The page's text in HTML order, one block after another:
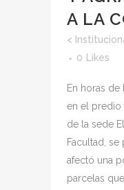
A LA
<
0 Likes
En horas
en el predio
de la sede
Facultad,
afectó una
parcelas